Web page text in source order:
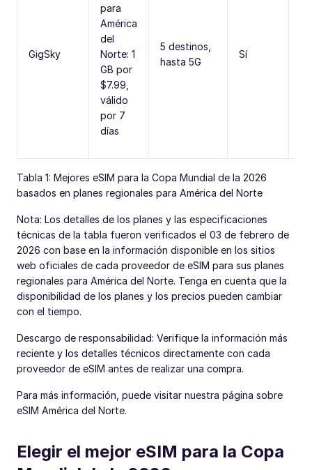
GigSky
para
América
del
Norte: 1
GB por
$7.99,
válido
por 7
días
5 destinos,
hasta 5G
Sí
Tabla 1: Mejores eSIM para la Copa Mundial de la 2026
basados en planes regionales para América del Norte
Nota: Los detalles de los planes y las especificaciones
técnicas de la tabla fueron verificados el 03 de febrero de
2026 con base en la información disponible en los sitios
web oficiales de cada proveedor de eSIM para sus planes
regionales para América del Norte. Tenga en cuenta que la
disponibilidad de los planes y los precios pueden cambiar
con el tiempo.
Descargo de responsabilidad: Verifique la información más
reciente y los detalles técnicos directamente con cada
proveedor de eSIM antes de realizar una compra.
Para más información, puede visitar nuestra página sobre
eSIM América del Norte.
Elegir el mejor eSIM para la Copa